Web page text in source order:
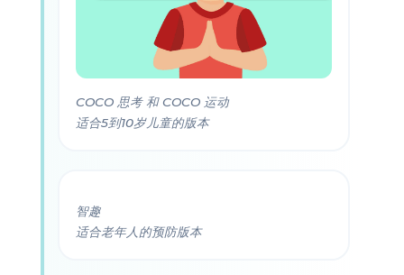
COCO 思考 和 COCO 运动
适合5到10岁儿童的版本
智趣
适合老年人的预防版本